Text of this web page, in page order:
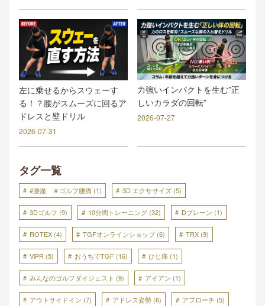
左に乗せるからスウェーす
る！？腰がスムーズに回るア
ドレスと壁ドリル
2026-07-31
力強いインパクトを生む”正
しいカラダの回転”
2026-07-27
タグ一覧
#腰痛 ＃ゴルフ腰痛 (1) 3D エクササイズ (5)
3Dゴルフ (9) 10分間トレーニング (32) Dプレーン (1)
ROTEX (4) TGFオンラインショップ(6) TRX (9)
ViPR (5) おうちでTGF (16) ひじ痛 (1)
みんなのゴルフダイジェスト (9) アイアン (1)
アウトサイドイン (7) アドレス姿勢 (6) アプローチ (5)